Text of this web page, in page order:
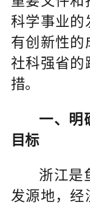
科学事业的
有创新性的
社科强省的
措。
一、明
目标
浙江是
发源地，经